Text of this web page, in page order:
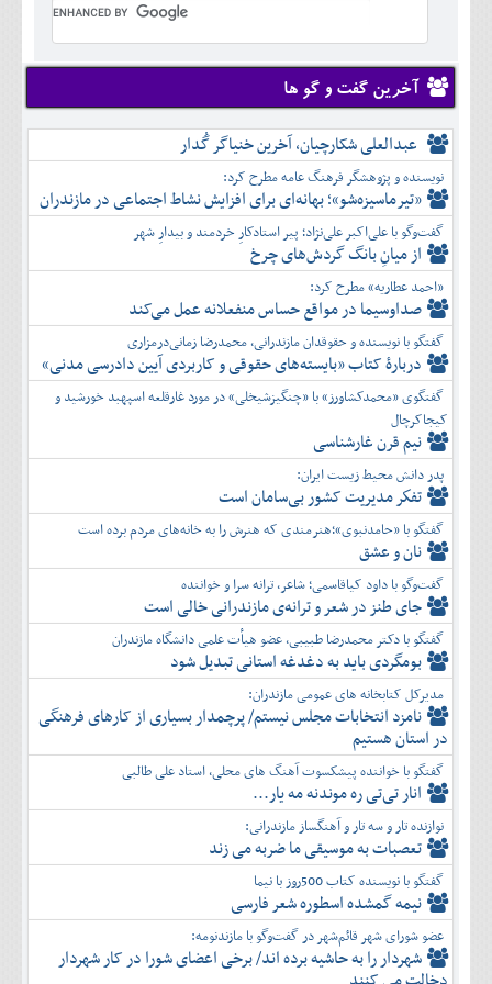
دی
بهمن
اسفند
آبان
آذر
دی
بهمن
اسفند
شهريور
مهر
آبان
آذر
دی
بهمن
اسفند
تير
مرداد
شهريور
مهر
آبان
آذر
دی
بهمن
اسفند
آخرین گفت و گو ها
عبدالعلی شکارچیان، آخرین خنیاگر گُدار
نویسنده و پژوهشگر فرهنگ عامه مطرح کرد:
«تیرماسیزه‌شو»؛ بهانه‌ای برای افزایش نشاط اجتماعی در مازندران
گفت‌وگو با علی‌اکبر علی‌نژاد؛ پیر استادکارِ خردمند و بیدارِ شهر
از میانِ بانگ گردش‌های چرخ
«احمد عطاریه» مطرح کرد:
صداوسیما در مواقع حساس منفعلانه عمل می‌کند
گفتگو با نویسنده و حقوقدان مازندرانی، محمدرضا زمانی‌درمزاری
دربارۀ کتاب ”بایسته‌های حقوقی و کاربردی آیین دادرسی مدنی»
گفتگوی «محمدکشاورز» با «چنگیزشیخلی» در مورد غارقلعه اسپهبد خورشید و
کیجاکرچال
نیم قرن غارشناسی
پدر دانش محیط زیست ایران:
تفكر مديريت کشور بی‌سامان است
گفتگو با «حامدنبوی»؛هنرمندی که هنرش را به خانه‌های مردم برده است
نان و عشق
گفت‌وگو با داود کیاقاسمی؛ شاعر، ترانه سرا و خواننده
جای طنز در شعر و ترانه‌ی مازندرانی خالی است
گفتگو با دکتر محمدرضا طبیبی، عضو هیأت علمی دانشگاه مازندران
بومگردی باید به دغدغه استانی تبدیل شود
مدیرکل کتابخانه های عمومی مازندران:
نامزد انتخابات مجلس نیستم/ پرچمدار بسیاری از کارهای فرهنگی
در استان هستیم
گفتگو با خواننده پیشکسوت آهنگ های محلی، استاد علی طالبی
انار تی‌تی ره موندنه مه یار...
نوازنده تار و سه تار و آهنگساز مازندرانی:
تعصبات به موسیقی ما ضربه می زند
گفتگو با نویسنده کتاب 500روز با نیما
نیمه گمشده اسطوره شعر فارسی
عضو شورای شهر قائم‌شهر در گفت‌و‌گو با مازندنومه:
شهردار را به حاشیه برده اند/ برخی اعضای شورا در کار شهردار